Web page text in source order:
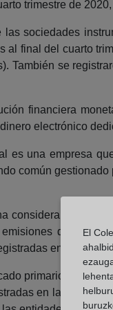
trimestre de
las sociedades
al final del cuarto
También se
financiera
electrónico
es una empresa
común
considerable
de
en la
primario
en la CNMV
El